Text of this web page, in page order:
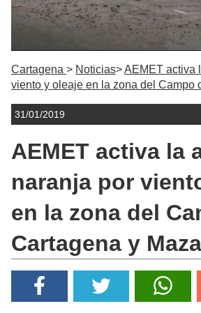
Cartagena Noticias
AEMET activa
viento y oleaje en la zona del Campo
31/01/2019
AEMET activa la
naranja por
en la zona del
Cartagena y